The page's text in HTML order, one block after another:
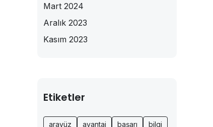
Mart 2024
Aralık 2023
Kasım 2023
Etiketler
arayüz avantaj başarı
bilgi